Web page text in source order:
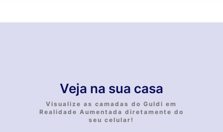
Veja na sua casa
Visualize as camadas do Guldi em
Realidade Aumentada diretamente do
seu celular!